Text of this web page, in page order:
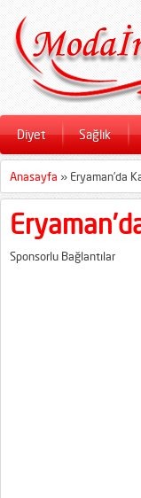
Diyet Sağlık
Anasayfa » Eryaman’da
Sponsorlu Bağlantılar